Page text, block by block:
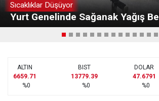
Sıcaklıklar Düşüyor
Yurt Genelinde Sağanak Yağış
ALTIN
6659.71
%0
BIST
13779.39
%0
DOLAR
47.6791
%0